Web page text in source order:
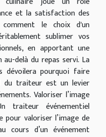
et la satisfaction des
comment le choix d'un
sublimer vos
en apportant une
delà du repas servi. La
pourquoi faire
du traiteur est un levier
Valoriser l’image
traiteur événementiel
valoriser l’image de
cours d’un événement